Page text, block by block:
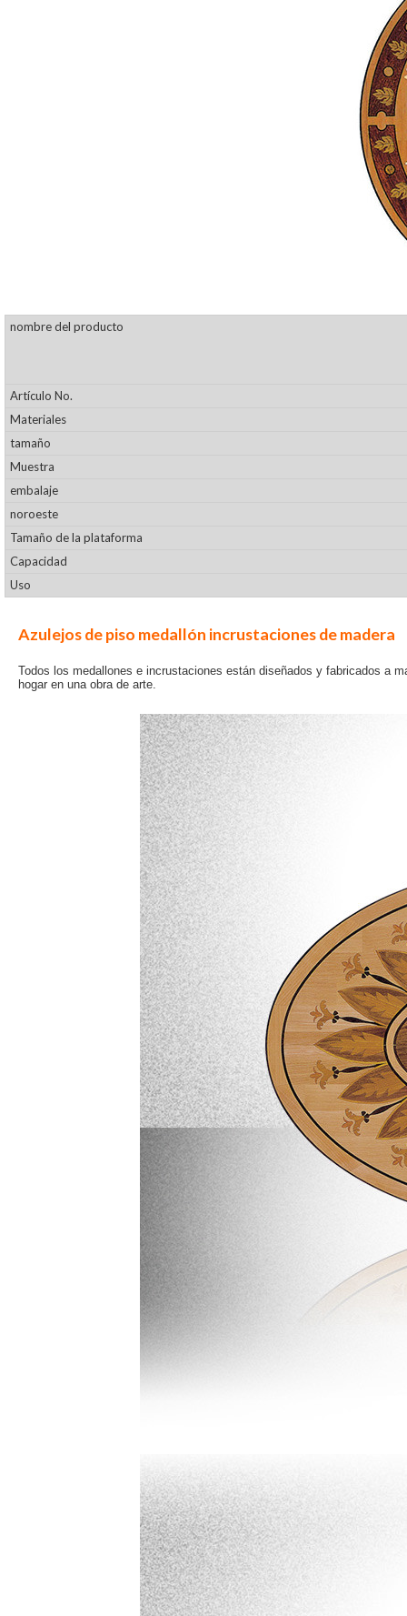
nombre del producto
Artículo No.
Materiales
tamaño
Muestra
embalaje
noroeste
Tamaño de la plataforma
Capacidad
Uso
Azulejos de piso medallón incrustaciones de madera
Todos los medallones e incrustaciones están diseñados y fabricados a
hogar en una obra de arte.